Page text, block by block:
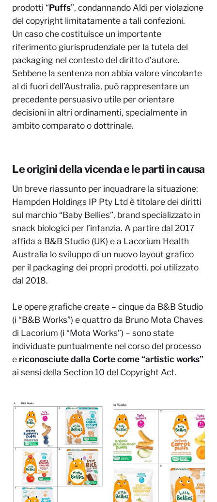
prodotti “Puffs”, condannando Aldi per violazione
del copyright limitatamente a tali confezioni.
Un caso che costituisce un importante
riferimento giurisprudenziale per la tutela del
packaging nel contesto del diritto d’autore.
Sebbene la sentenza non abbia valore vincolante
al di fuori dell’Australia, può rappresentare un
precedente persuasivo utile per orientare
decisioni in altri ordinamenti, specialmente in
ambito comparato o dottrinale.
Le origini della vicenda e le parti in causa
Un breve riassunto per inquadrare la situazione:
Hampden Holdings IP Pty Ltd è titolare dei diritti
sul marchio “Baby Bellies”, brand specializzato in
snack biologici per l’infanzia. A partire dal 2017
affida a B&B Studio (UK) e a Lacorium Health
Australia lo sviluppo di un nuovo layout grafico
per il packaging dei propri prodotti, poi utilizzato
dal 2018.
Le opere grafiche create – cinque da B&B Studio
(i “B&B Works”) e quattro da Bruno Mota Chaves
di Lacorium (i “Mota Works”) – sono state
individuate puntualmente nel corso del processo
e riconosciute dalla Corte come “artistic works”
ai sensi della Section 10 del Copyright Act.